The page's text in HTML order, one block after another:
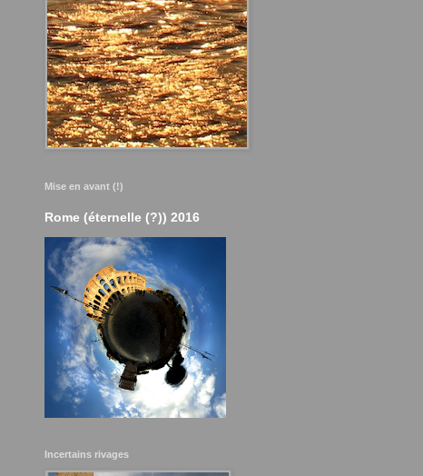
Mise en avant (!)
Rome (éternelle (?)) 2016
Incertains rivages